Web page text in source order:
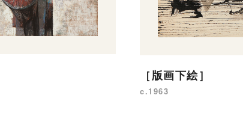
［版画下絵］
c.1963